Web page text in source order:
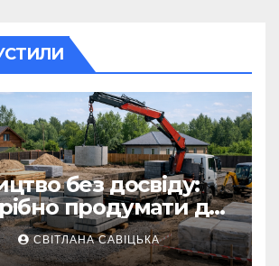
без досвіду:
продумати до
на
СВІТЛАНА САВІЦЬКА